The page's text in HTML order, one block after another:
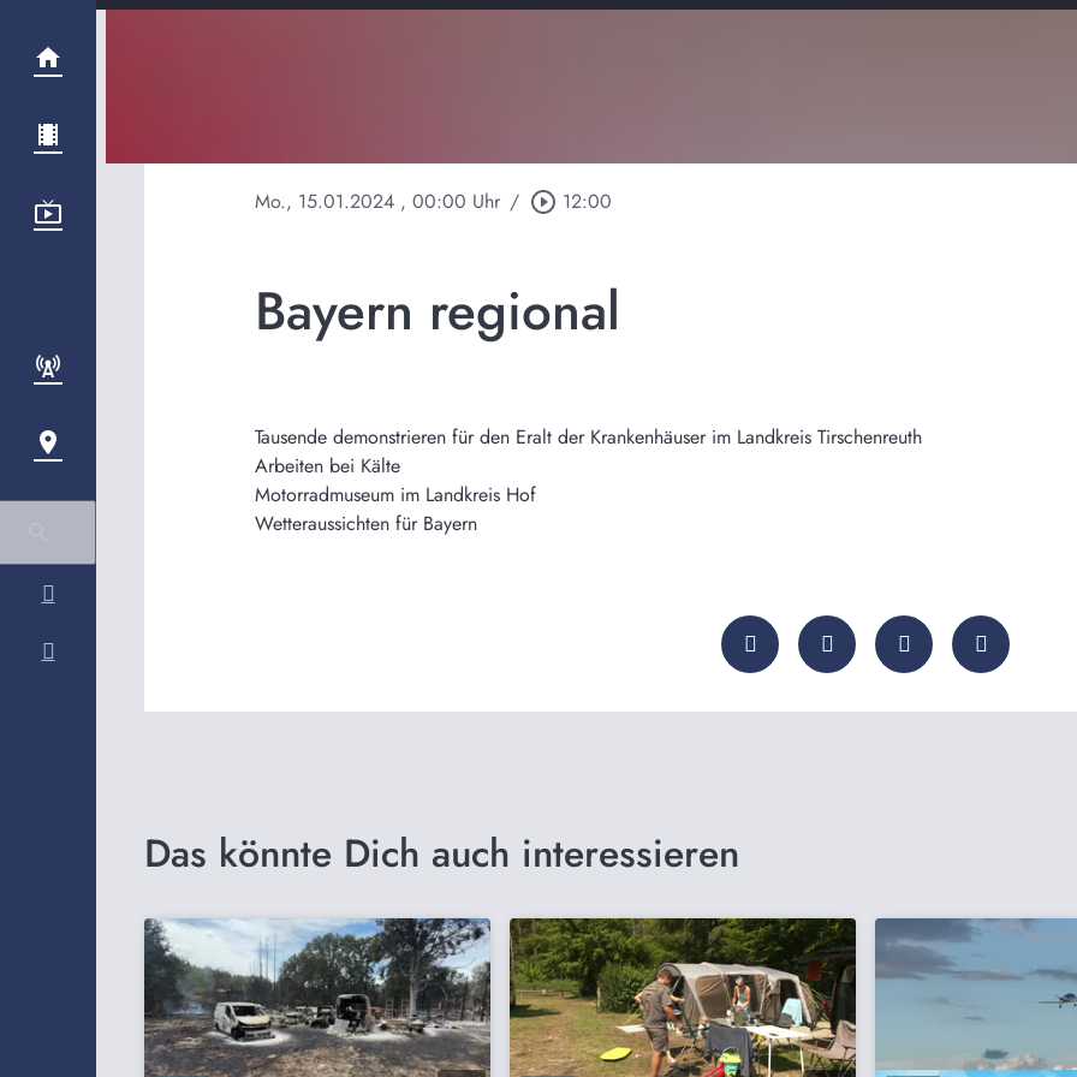
Mo., 15.01.2024 , 00:00 Uhr / play_circle_outline 12:00
Bayern regional
Tausende demonstrieren für den Eralt der Krankenhäuser im Landkreis Tirschenreuth
Arbeiten bei Kälte
Motorradmuseum im Landkreis Hof
Wetteraussichten für Bayern
Das könnte Dich auch interessieren